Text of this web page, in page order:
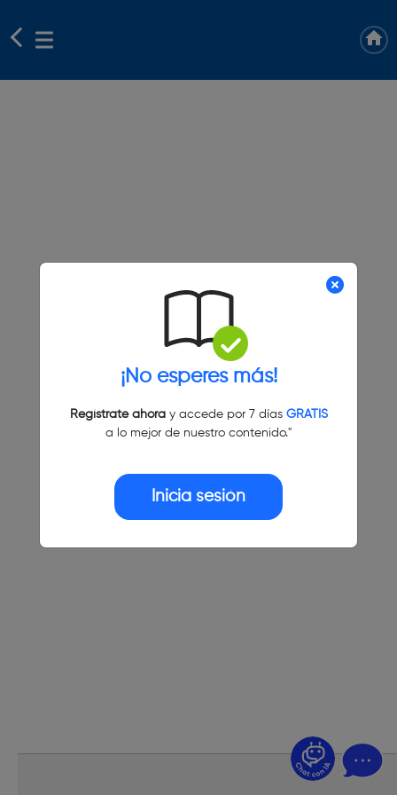
¡No esperes más!
Regístrate ahoray accede por 7 días GRATIS
a lo mejor de nuestro contenido."
Inicia sesión